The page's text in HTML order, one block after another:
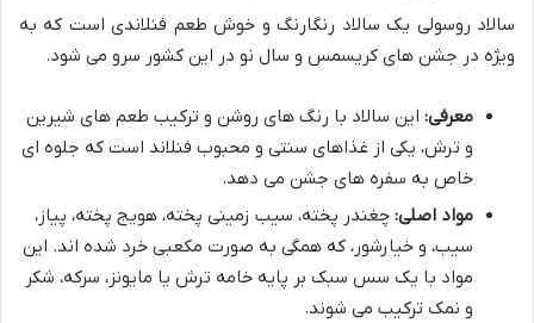
سالاد روسولی یک سالاد رنگارنگ و خوش طعم فنلاندی است که به
ویژه در جشن های کریسمس و سال نو در این کشور سرو می شود.
معرفی: این سالاد با رنگ های روشن و ترکیب طعم های شیرین
و ترش، یکی از غذاهای سنتی و محبوب فنلاند است که جلوه ای
خاص به سفره های جشن می دهد.
مواد اصلی: چغندر پخته، سیب زمینی پخته، هویج پخته، پیاز،
سیب، و خیارشور، که همگی به صورت مکعبی خرد شده اند. این
مواد با یک سس سبک بر پایه خامه ترش یا مایونز، سرکه، شکر
و نمک ترکیب می شوند.